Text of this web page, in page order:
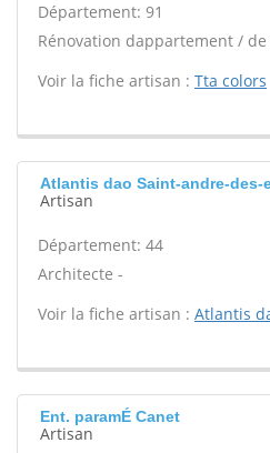
Département: 91
Rénovation dappartement /
Voir la fiche artisan : Tta colors
Atlantis dao Saint-andre-des-
Artisan
Département: 44
Architecte -
Voir la fiche artisan : Atlantis
Ent. paramÉ Canet
Artisan